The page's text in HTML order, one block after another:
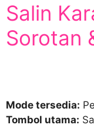
Salin
Sorotan
Mode tersedia:
Tombol utama: